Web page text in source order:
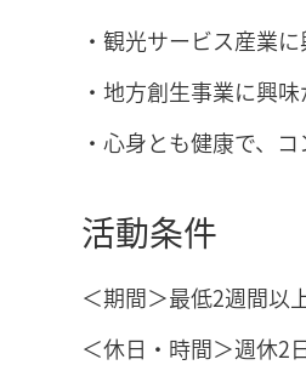
・観光サービス産業
・地方創生事業に興
・心身とも健康で、
活動条件
＜期間＞最低2週間以
＜休日・時間＞週休2